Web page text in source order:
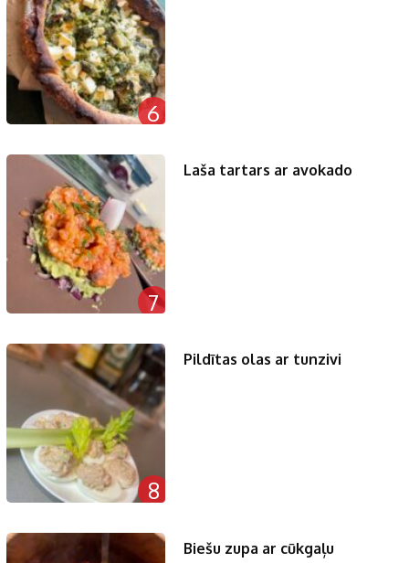
6
7
Laša tartars ar avokado
8
Pildītas olas ar tunzivi
Biešu zupa ar cūkgaļu